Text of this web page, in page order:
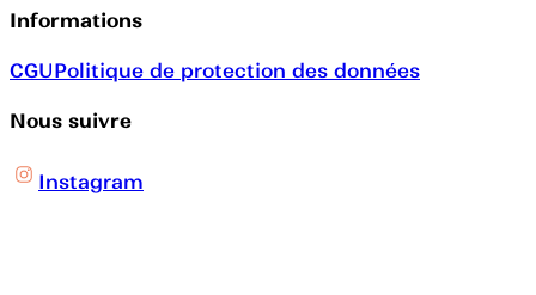
Informations
CGUPolitique de protection des données
Nous suivre
Instagram